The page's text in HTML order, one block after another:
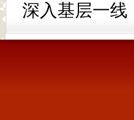
深入基层一线